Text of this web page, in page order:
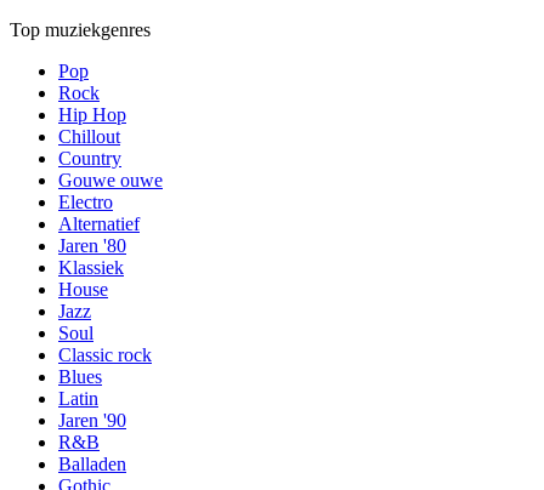
Top muziekgenres
Pop
Rock
Hip Hop
Chillout
Country
Gouwe ouwe
Electro
Alternatief
Jaren '80
Klassiek
House
Jazz
Soul
Classic rock
Blues
Latin
Jaren '90
R&B
Balladen